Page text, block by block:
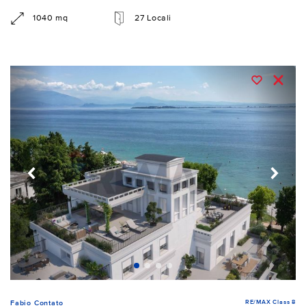
1040 mq 27 Locali
Fabio Contato RE/MAX Class 8